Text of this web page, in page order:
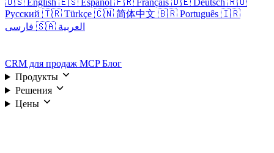
🇺🇸 English 🇪🇸 Español 🇫🇷 Français 🇩🇪 Deutsch 🇷🇺
Русский 🇹🇷 Türkçe 🇨🇳 简体中文 🇧🇷 Português 🇮🇷
🇸🇦 العربية
CRM для продаж MCPБлог
Продукты
Решения
Цены